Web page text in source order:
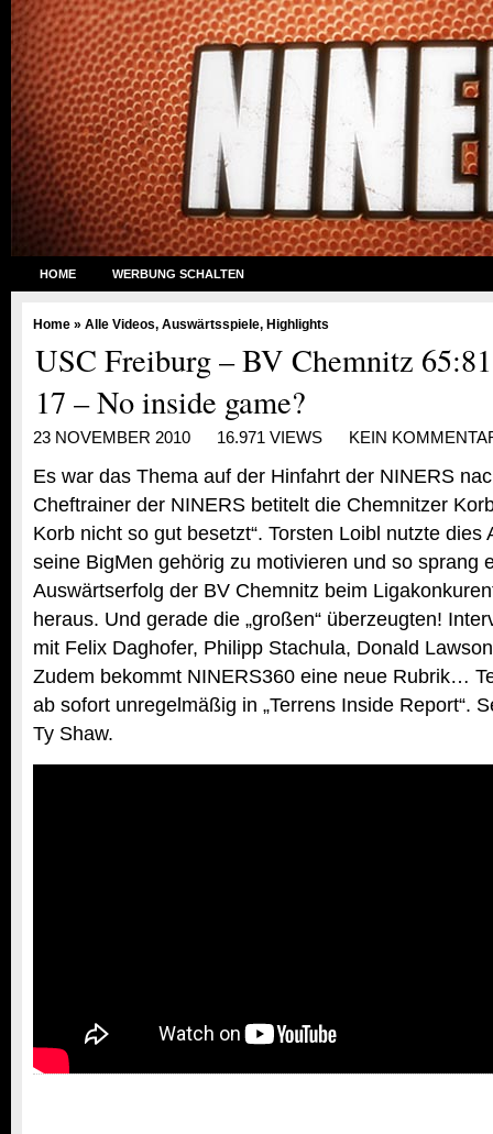
HOME WERBUNG SCHALTEN
Home » Alle Videos, Auswärtsspiele, Highlights
USC Freiburg – BV Chemnitz
17 – No inside game?
23 NOVEMBER 2010 16.971 VIEWS KEIN
Es war das Thema auf der Hinfahrt der NINERS
Cheftrainer der NINERS betitelt die Chemnitzer
Korb nicht so gut besetzt“. Torsten Loibl nutzte dies
seine BigMen gehörig zu motivieren und so sprang
Auswärtserfolg der BV Chemnitz beim
heraus. Und gerade die „großen“ überzeugten!
mit Felix Daghofer, Philipp Stachula, Donald
Zudem bekommt NINERS360 eine neue Rubrik…
ab sofort unregelmäßig in „Terrens Inside Report“.
Ty Shaw.